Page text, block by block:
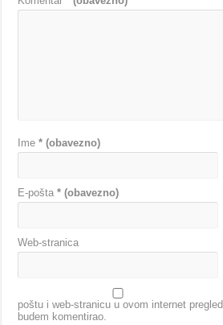
Ime* (obavezno)
E-pošta* (obavezno)
Web-stranica
poštu i web-stranicu u ovom internet
budem komentirao.